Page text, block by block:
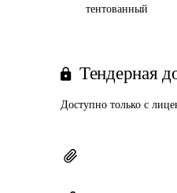
тентованный
Тендерная
Доступно только с